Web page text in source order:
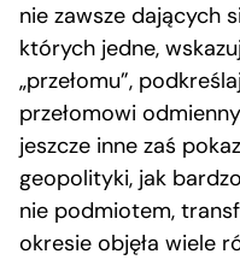
nie zawsze dających
których jedne,
„przełomu”,
przełomowi
jeszcze inne zaś
geopolityki, jak
nie podmiotem,
okresie objęła wiele